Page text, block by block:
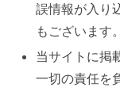
誤情報が入り
もございます。
当サイトに掲
一切の責任を